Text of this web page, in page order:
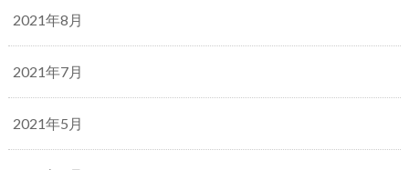
2021年8月
2021年7月
2021年5月